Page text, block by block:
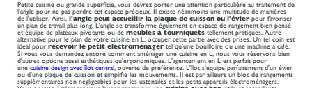
Petite cuisine ou grande superficie, vous devrez porter une attention particulière au traitement de
l'angle pour ne pas perdre cet espace précieux. Il existe néanmoins une multitude de manières
de l'utiliser. Ainsi, l'angle peut accueillir la plaque de cuisson ou l'évier pour favoriser
un plan de travail plus long. L'angle se transforme également en espace de rangement bien pensé
et équipé de plateaux pivotants ou de meubles à tourniquetstellement pratiques. Autre
alternative pour le plan de votre cuisine en L, occuper cette partie avec des prises. Un tel coin est
idéal pour recevoir le petit électroménager tel qu'une bouilloire ou une machine à café.
Si vous vous demandez encore comment aménager une cuisine en L, nous vous réservons bien
d'autres options aussi esthétiques qu'ergonomiques. L'agencement en L est parfait pour
une cuisine design avec îlot central , ouverte de préférence. L'îlot s'équipe parfaitement d'un évier
ou d'une plaque de cuisson et simplifie les mouvements. Il est par ailleurs un bloc de rangements
supplémentaires non négligeables pour les ustensiles et les petits appareils électroménagers.